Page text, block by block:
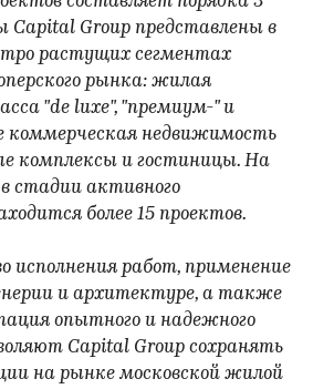
Group представлены в
растущих сегментах
рынка: жилая
"de luxe", "премиум-" и
коммерческая недвижимость
комплексы и гостиницы. На
стадии активного
более 15 проектов.
исполнения работ, применение
и архитектуре, а также
опытного и надежного
Capital Group сохранять
на рынке московской жилой